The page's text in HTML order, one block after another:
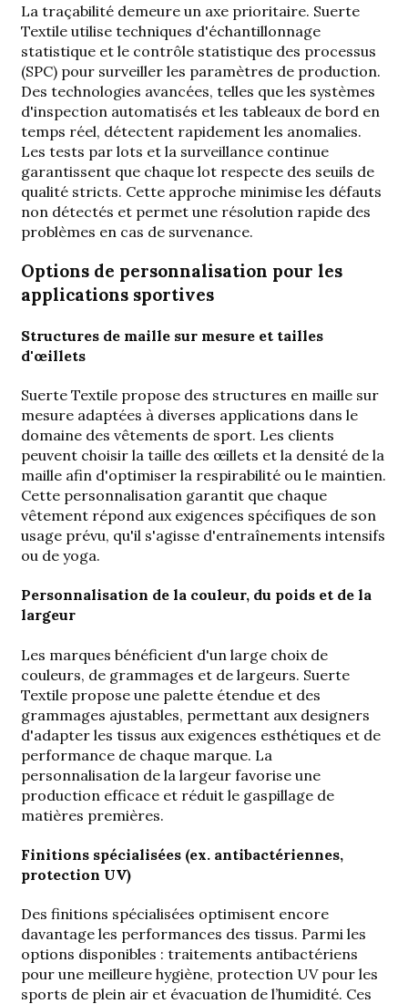
La traçabilité demeure un axe prioritaire. Suerte
Textile utilise techniques d'échantillonnage
statistiqueet le contrôle statistique des processus
(SPC) pour surveiller les paramètres de production.
Des technologies avancées, telles que les systèmes
d'inspection automatisés et les tableaux de bord en
temps réel, détectent rapidement les anomalies.
Les tests par lots et la surveillance continue
garantissent que chaque lot respecte des seuils de
qualité stricts. Cette approche minimise les défauts
non détectés et permet une résolution rapide des
problèmes en cas de survenance.
Options de personnalisation pour les
applications sportives
Structures de maille sur mesure et tailles
d'œillets
Suerte Textile propose des structures en maille sur
mesure adaptées à diverses applications dans le
domaine des vêtements de sport. Les clients
peuvent choisir la taille des œillets et la densité de la
maille afin d'optimiser la respirabilité ou le maintien.
Cette personnalisation garantit que chaque
vêtement répond aux exigences spécifiques de son
usage prévu, qu'il s'agisse d'entraînements intensifs
ou de yoga.
Personnalisation de la couleur, du poids et de la
largeur
Les marques bénéficient d'un large choix de
couleurs, de grammages et de largeurs. Suerte
Textile propose une palette étendue et des
grammages ajustables, permettant aux designers
d'adapter les tissus aux exigences esthétiques et de
performance de chaque marque. La
personnalisation de la largeur favorise une
production efficace et réduit le gaspillage de
matières premières.
Finitions spécialisées (ex. antibactériennes,
protection UV)
Des finitions spécialisées optimisent encore
davantage les performances des tissus. Parmi les
options disponibles : traitements antibactériens
pour une meilleure hygiène, protection UV pour les
sports de plein air et évacuation de l’humidité. Ces